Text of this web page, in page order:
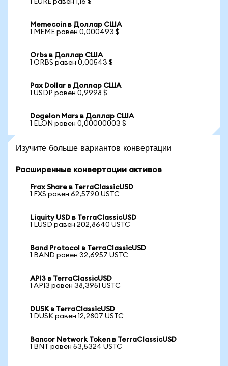
1 EURE равен 1,16 $
Memecoin в Доллар США
1 MEME равен 0,000493 $
Orbs в Доллар США
1 ORBS равен 0,00543 $
Pax Dollar в Доллар США
1 USDP равен 0,9998 $
Dogelon Mars в Доллар США
1 ELON равен 0,00000003 $
Изучите больше вариантов конвертации
Расширенные конвертации активов
Frax Share в TerraClassicUSD
1 FXS равен 62,5790 USTC
Liquity USD в TerraClassicUSD
1 LUSD равен 202,8640 USTC
Band Protocol в TerraClassicUSD
1 BAND равен 32,6957 USTC
API3 в TerraClassicUSD
1 API3 равен 38,3951 USTC
DUSK в TerraClassicUSD
1 DUSK равен 12,2807 USTC
Bancor Network Token в TerraClassicUSD
1 BNT равен 53,5324 USTC